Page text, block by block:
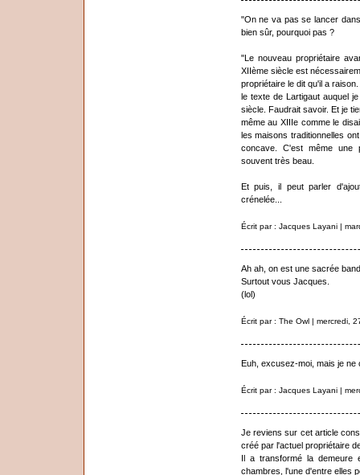
"On ne va pas se lancer
bien sûr, pourquoi pas ?
"Le nouveau propriétaire
XIIème siècle est
propriétaire le dit qu'il a
le texte de Lartigaut auquel
siècle. Faudrait savoir. Et je
même au XIIIe comme le
les maisons traditionnelles
concave. C'est même une
souvent très beau.
Et puis, il peut parler
crénelée...
Écrit par : Jacques Layani |
Ah ah, on est une sacrée
Surtout vous Jacques.
(lol)
Écrit par : The Owl | mercredi,
Euh, excusez-moi, mais je
Écrit par : Jacques Layani |
Je reviens sur cet article
créé par l'actuel propriétaire
Il a transformé la demeure
chambres, l'une d'entre elles